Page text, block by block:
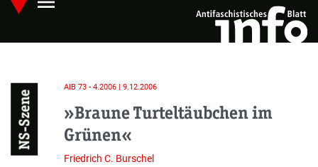
Skip
main
Hauptmenü öffnen
NS-Szene
AIB 73 - 4.2006 | 9.12.2006
»Braune Turteltäubchen im
Grünen«
Friedrich C. Burschel